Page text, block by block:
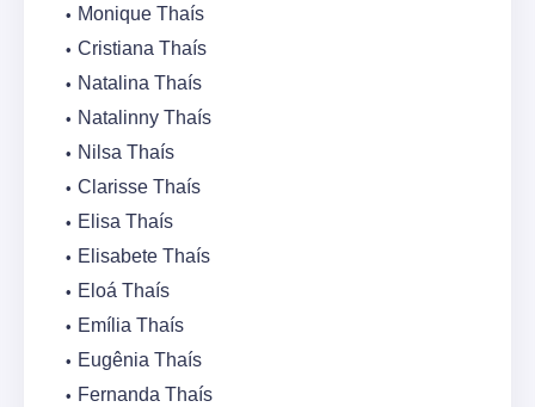
Monique Thaís
Cristiana Thaís
Natalina Thaís
Natalinny Thaís
Nilsa Thaís
Clarisse Thaís
Elisa Thaís
Elisabete Thaís
Eloá Thaís
Emília Thaís
Eugênia Thaís
Fernanda Thaís